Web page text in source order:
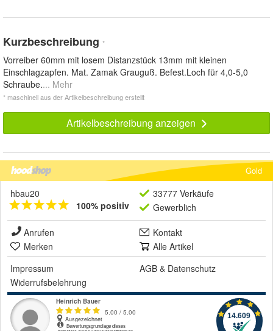
Kurzbeschreibung *
Vorreiber 60mm mit losem Distanzstück 13mm mit kleinen
Einschlagzapfen. Mat. Zamak Grauguß. Befest.Loch für 4,0-5,0
Schraube.... Mehr
* maschinell aus der Artikelbeschreibung erstellt
Artikelbeschreibung anzeigen
Gold
hbau20
100% positiv
33777 Verkäufe
Gewerblich
Anrufen
Kontakt
Merken
Alle Artikel
Impressum
AGB & Datenschutz
Widerrufsbelehrung